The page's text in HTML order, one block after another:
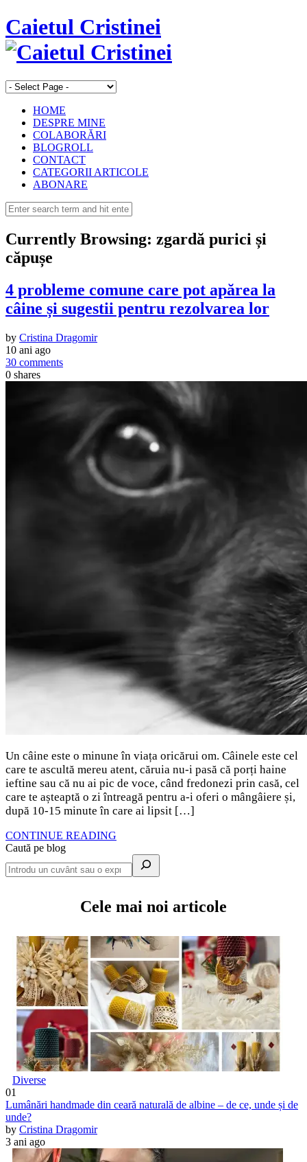
Caietul Cristinei
HOME
DESPRE MINE
COLABORĂRI
BLOGROLL
CONTACT
CATEGORII ARTICOLE
ABONARE
Currently Browsing: zgardă purici și
căpușe
4 probleme comune care pot apărea la
câine și sugestii pentru rezolvarea lor
by Cristina Dragomir
10 ani ago
30 comments
0 shares
Un câine este o minune în viața oricărui om. Câinele este cel
care te ascultă mereu atent, căruia nu-i pasă că porți haine
ieftine sau că nu ai pic de voce, când fredonezi prin casă, cel
care te așteaptă o zi întreagă pentru a-i oferi o mângâiere și,
după 10-15 minute în care ai lipsit […]
CONTINUE READING
Caută pe blog
Cele mai noi articole
Diverse
01
Lumânări handmade din ceară naturală de albine – de ce, unde și de
unde?
by Cristina Dragomir
3 ani ago